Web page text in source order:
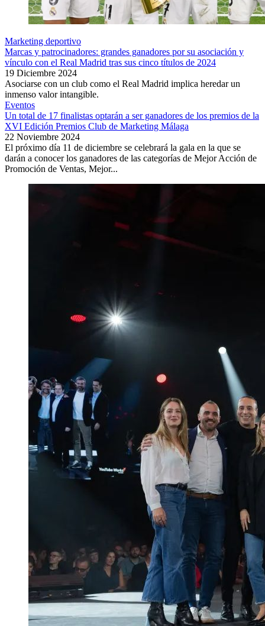
Marketing deportivo
Marcas y patrocinadores: grandes ganadores por su asociación y
vínculo con el Real Madrid tras sus cinco títulos de 2024
19 Diciembre 2024
Asociarse con un club como el Real Madrid implica heredar un
inmenso valor intangible.
Eventos
Un total de 17 finalistas optarán a ser ganadores de los premios de la
XVI Edición Premios Club de Marketing Málaga
22 Noviembre 2024
El próximo día 11 de diciembre se celebrará la gala en la que se
darán a conocer los ganadores de las categorías de Mejor Acción de
Promoción de Ventas, Mejor...